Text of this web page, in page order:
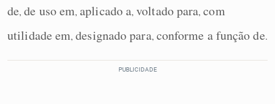
de,de uso em,aplicado a,voltado para,com
utilidade em,designado para, conforme a função de.